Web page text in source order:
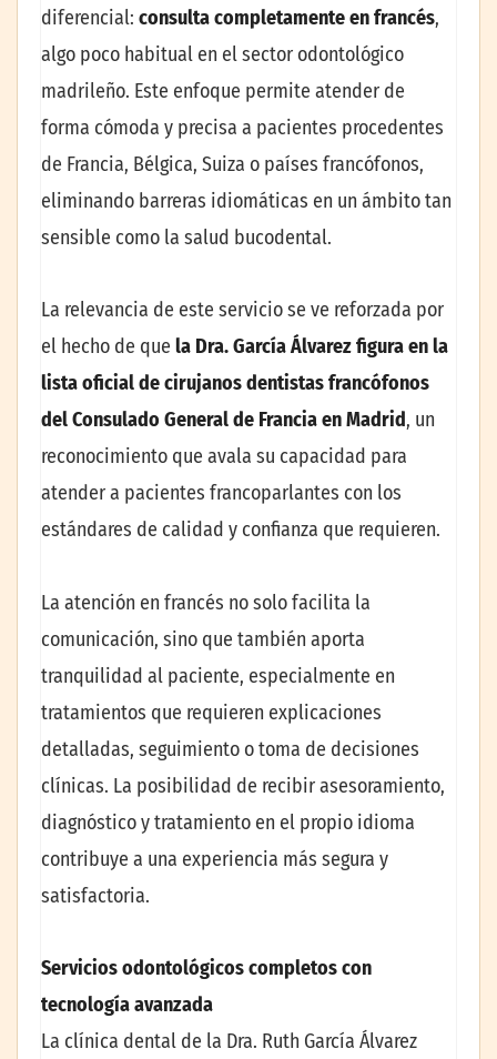
diferencial: consulta completamente en francés,
algo poco habitual en el sector odontológico
madrileño. Este enfoque permite atender de
forma cómoda y precisa a pacientes procedentes
de Francia, Bélgica, Suiza o países francófonos,
eliminando barreras idiomáticas en un ámbito tan
sensible como la salud bucodental.
La relevancia de este servicio se ve reforzada por
el hecho de que la Dra. García Álvarez figura en la
lista oficial de cirujanos dentistas francófonos
del Consulado General de Francia en Madrid, un
reconocimiento que avala su capacidad para
atender a pacientes francoparlantes con los
estándares de calidad y confianza que requieren.
La atención en francés no solo facilita la
comunicación, sino que también aporta
tranquilidad al paciente, especialmente en
tratamientos que requieren explicaciones
detalladas, seguimiento o toma de decisiones
clínicas. La posibilidad de recibir asesoramiento,
diagnóstico y tratamiento en el propio idioma
contribuye a una experiencia más segura y
satisfactoria.
Servicios odontológicos completos con
tecnología avanzada
La clínica dental de la Dra. Ruth García Álvarez